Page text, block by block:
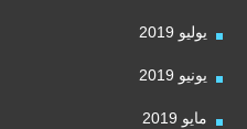
يوليو 2019
يونيو 2019
مايو 2019